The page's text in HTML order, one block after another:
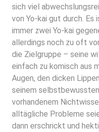
sich viel
von Yo-kai gut durch.
immer zwei Yo-kai
allerdings noch zu oft
die Zielgruppe – seine
einfach zu komisch aus
Augen, den dicken
seinem
vorhandenem
alltägliche Probleme
dann erschrickt und